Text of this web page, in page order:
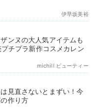
伊早坂美裕
ンヌの大人気アイテムも
チプラ新作コスメカレン
michill ビューティー
見直さないとまずい！今
作り方